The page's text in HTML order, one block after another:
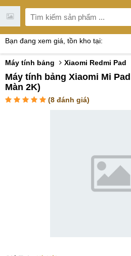
Bạn đang xem giá, tồn kho tại:
Máy tính bảng Xiaomi Redmi Pad
Máy tính bảng Xiaomi Mi
Màn 2K)
(8 đánh giá)